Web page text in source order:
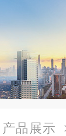
产品展示